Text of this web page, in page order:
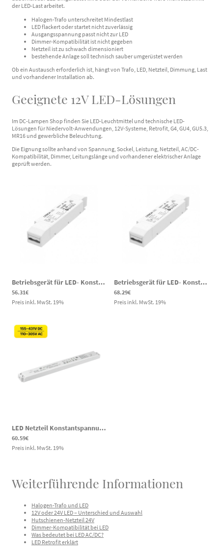
der LED-Last arbeitet.
Halogen-Trafo unterschreitet Mindestlast
LED flackert oder startet nicht zuverlässig
Ausgangsspannung passt nicht zur LED
Dimmer-Kompatibilität ist nicht gegeben
Netzteil ist zu schwach dimensioniert
bestehende Anlage soll technisch sauber umgerüstet werden
Ob ein Austausch erforderlich ist, hängt von Trafo, LED, Netzteil, Dimmung, Last
und vorhandener Installation ab.
Geeignete 12V LED-Lösungen
Im DC-Lampen Shop finden Sie LED-Leuchtmittel und technische LED-
Lösungen für Niedervolt-Anwendungen, 12V-Systeme, Retrofit, G4, GU4, GU5.3,
MR16 und gewerbliche Beleuchtung.
Die Eignung sollte anhand von Spannung, Sockel, Leistung, Netzteil, AC/DC-
Kompatibilität, Dimmer, Leitungslänge und vorhandener elektrischer Anlage
geprüft werden.
Betriebsgerät für LED- Konstantspannungslichtquellen Output 12V, 1,5A Input 220-240V AC 0-36W
56.31€
Preis inkl. MwSt. 19%
Betriebsgerät für LED- Konstantspannungslichtquellen Output 24V, 1,5A Input 220-240V AC
68.29€
Preis inkl. MwSt. 19%
LED Netzteil Konstantspannung Sekundär 24Volt DC 3.3A 80W Primär 110-305 Volt AC 155-431V DC IP20 Möbeleinbau
60.59€
Preis inkl. MwSt. 19%
Weiterführende Informationen
Halogen-Trafo und LED
12V oder 24V LED – Unterschied und Auswahl
Hutschienen-Netzteil 24V
Dimmer-Kompatibilität bei LED
Was bedeutet bei LED AC/DC?
LED Retrofit erklärt